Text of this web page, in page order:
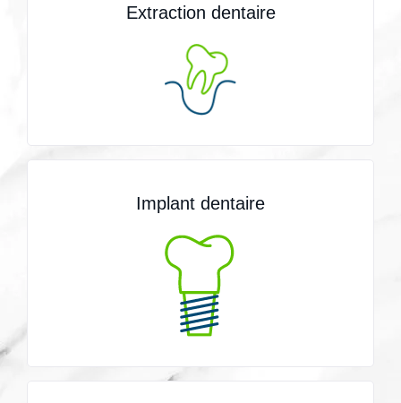
Extraction dentaire
Implant dentaire